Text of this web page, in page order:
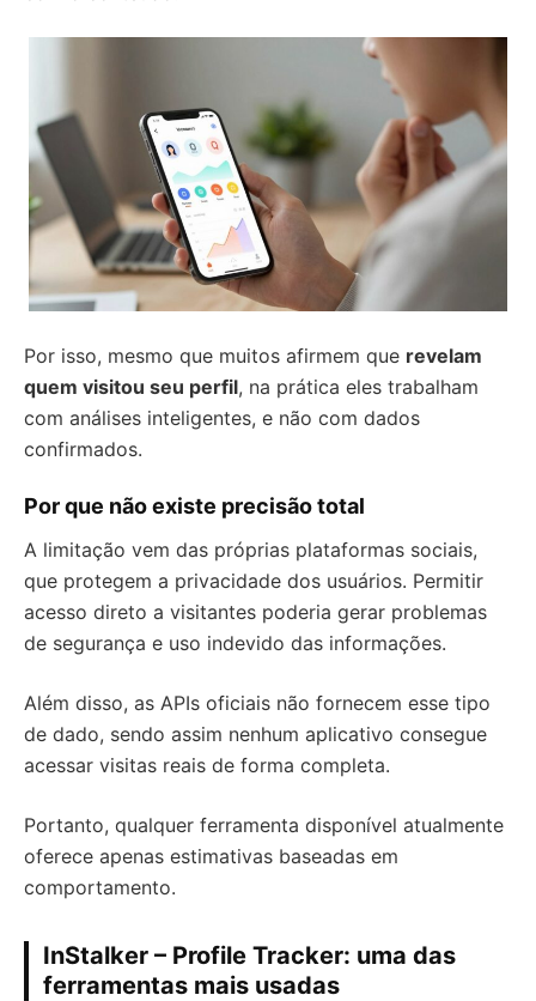
Por isso, mesmo que muitos afirmem que revelam
quem visitou seu perfil, na prática eles trabalham
com análises inteligentes, e não com dados
confirmados.
Por que não existe precisão total
A limitação vem das próprias plataformas sociais,
que protegem a privacidade dos usuários. Permitir
acesso direto a visitantes poderia gerar problemas
de segurança e uso indevido das informações.
Além disso, as APIs oficiais não fornecem esse tipo
de dado, sendo assim nenhum aplicativo consegue
acessar visitas reais de forma completa.
Portanto, qualquer ferramenta disponível atualmente
oferece apenas estimativas baseadas em
comportamento.
InStalker – Profile Tracker: uma das
ferramentas mais usadas